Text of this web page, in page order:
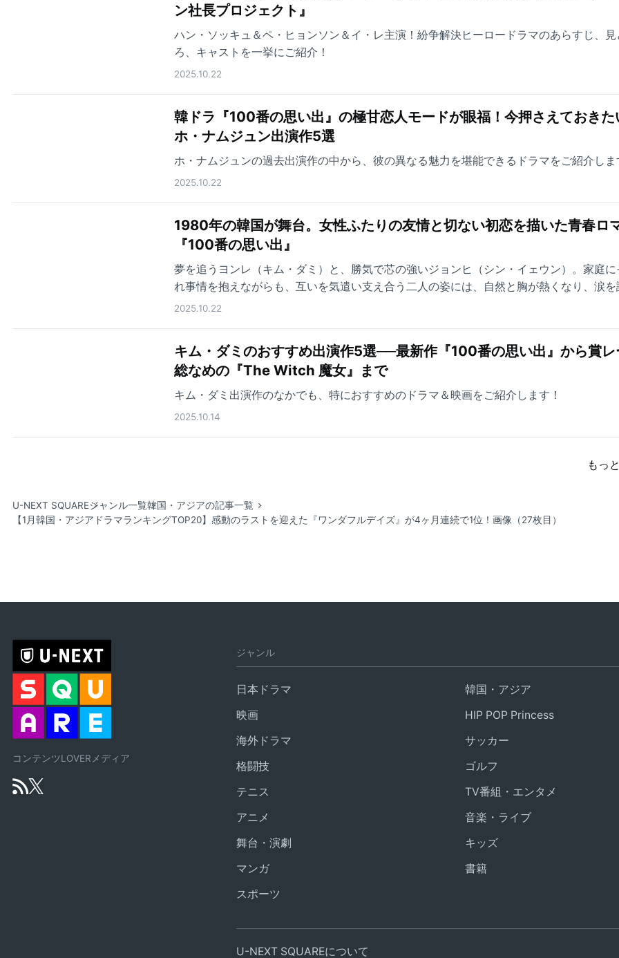
ン社長プロジェクト』
ハン・ソッキュ＆ペ・ヒョンソン＆イ・レ主演！紛争解決ヒーロードラマのあらすじ、見
ろ、キャストを一挙にご紹介！
2025.10.22
韓ドラ『100番の思い出』の極甘恋人モードが眼福！今押さえておきた
ホ・ナムジュン出演作5選
ホ・ナムジュンの過去出演作の中から、彼の異なる魅力を堪能できるドラマをご紹介しま
2025.10.22
1980年の韓国が舞台。女性ふたりの友情と切ない初恋を描いた青春ロ
『100番の思い出』
夢を追うヨンレ（キム・ダミ）と、勝気で芯の強いジョンヒ（シン・イェウン）。家庭に
れ事情を抱えながらも、互いを気遣い支え合う二人の姿には、自然と胸が熱くなり、涙を
る
2025.10.22
キム・ダミのおすすめ出演作5選──最新作『100番の思い出』から賞レ
総なめの『The Witch 魔女』まで
キム・ダミ出演作のなかでも、特におすすめのドラマ＆映画をご紹介します！
2025.10.14
もっ
U-NEXT SQUAREジャンル一覧韓国・アジアの記事一覧
【1月韓国・アジアドラマランキングTOP20】感動のラストを迎えた『ワンダフルデイズ』が4ヶ月連続で1位！ 画像（27枚目）
コンテンツLOVERメディア
ジャンル
日本ドラマ
韓国・アジア
映画
HIP POP Princess
海外ドラマ
サッカー
格闘技
ゴルフ
テニス
TV番組・エンタメ
アニメ
音楽・ライブ
舞台・演劇
キッズ
マンガ
書籍
スポーツ
U-NEXT SQUAREについて